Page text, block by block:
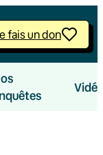
fais un don